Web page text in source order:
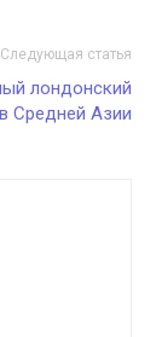
Следующая статья
лондонский
Средней Азии